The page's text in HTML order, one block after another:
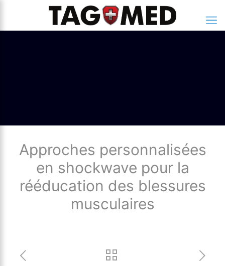
Approches personnalisées
en shockwave pour la
rééducation des blessures
musculaires